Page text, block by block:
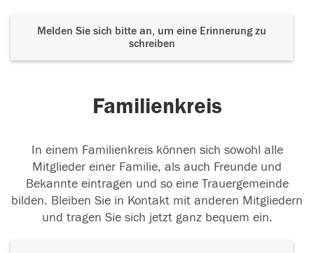
Melden Sie sich bitte an, um eine Erinnerung zu
schreiben
Familienkreis
In einem Familienkreis können sich sowohl alle
Mitglieder einer Familie, als auch Freunde und
Bekannte eintragen und so eine Trauergemeinde
bilden. Bleiben Sie in Kontakt mit anderen Mitgliedern
und tragen Sie sich jetzt ganz bequem ein.